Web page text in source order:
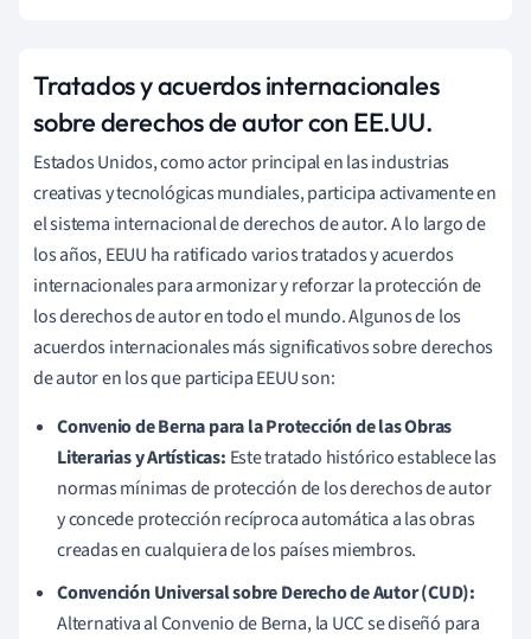
Tratados y acuerdos internacionales
sobre derechos de autor con EE.UU.
Estados Unidos, como actor principal en las industrias
creativas y tecnológicas mundiales, participa activamente en
el sistema internacional de derechos de autor. A lo largo de
los años, EEUU ha ratificado varios tratados y acuerdos
internacionales para armonizar y reforzar la protección de
los derechos de autor en todo el mundo. Algunos de los
acuerdos internacionales más significativos sobre derechos
de autor en los que participa EEUU son:
Convenio de Berna para la Protección de las Obras
Literarias y Artísticas: Este tratado histórico establece las
normas mínimas de protección de los derechos de autor
y concede protección recíproca automática a las obras
creadas en cualquiera de los países miembros.
Convención Universal sobre Derecho de Autor (CUD):
Alternativa al Convenio de Berna, la UCC se diseñó para